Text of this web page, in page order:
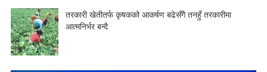
तरकारी खेतीतर्फ कृषकको आकर्षण बढेसँगै तनहुँ तरकारीमा
आत्मनिर्भर बन्दै